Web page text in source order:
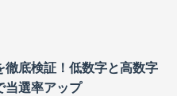
徹底検証！低数字と高数字
当選率アップ